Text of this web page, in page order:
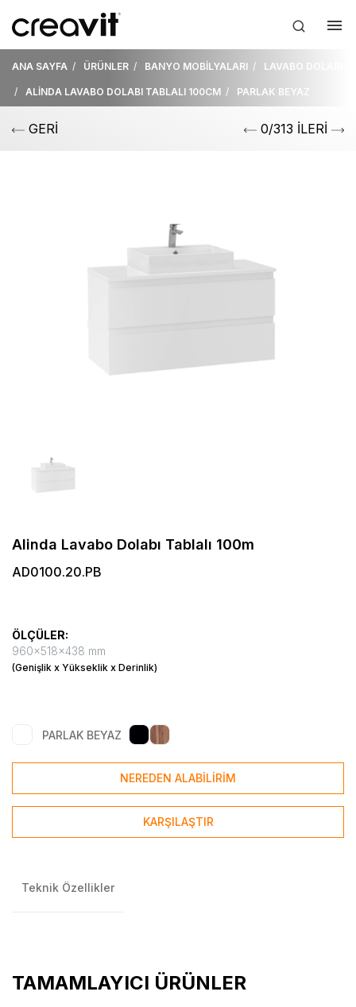
ANA SAYFA ÜRÜNLER BANYO MOBİLYALARI LAVABO DOLABI
ALİNDA LAVABO DOLABI TABLALI 100CM PARLAK BEYAZ
GERİ 0/313 İLERİ
Alinda Lavabo Dolabı Tablalı 100m
AD0100.20.PB
ÖLÇÜLER:
960x518x438 mm
(Genişlik x Yükseklik x Derinlik)
PARLAK BEYAZ
NEREDEN ALABİLİRİM
KARŞILAŞTIR
Teknik Özellikler
TAMAMLAYICI ÜRÜNLER